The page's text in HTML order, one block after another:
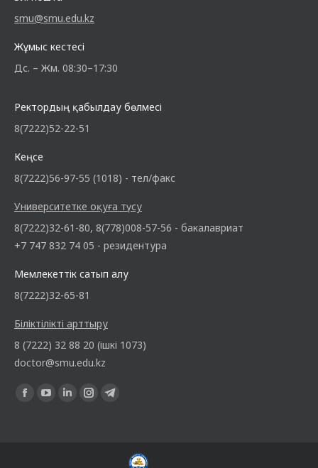
smu@smu.edu.kz
Жұмыс кестесі
Дс. – Жм. 08:30–17:30
Ректордың қабылдау бөлмесі
8(7222)52-22-51
Кеңсе
8(7222)56-97-55 (1018) - тел/факс
Университетке оқуға түсу
8(7222)32-61-80, 8(778)008-57-56 - бакалавриат
+7 747 832 74 05 - резидентура
Мемлекеттік сатып алу
8(7222)32-65-81
Біліктілікті арттыру
8 (7222) 32 88 20 (ішкі 1073)
doctor@smu.edu.kz
Find us on: